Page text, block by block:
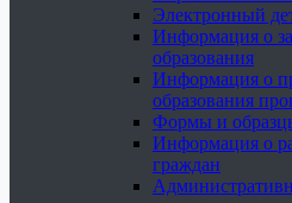
Электронный
Информация о
образования
Информация о
образования
Формы и
Информация о
граждан